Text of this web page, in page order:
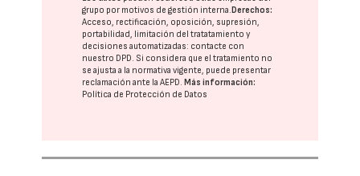
grupo por motivos de gestión interna.Derechos:
Acceso, rectificación, oposición, supresión,
portabilidad, limitación del tratatamiento y
decisiones automatizadas: contacte con
nuestro DPD . Si considera que el tratamiento no
se ajusta a la normativa vigente, puede presentar
reclamación ante laAEPD .Más información:
Política de Protección de Datos